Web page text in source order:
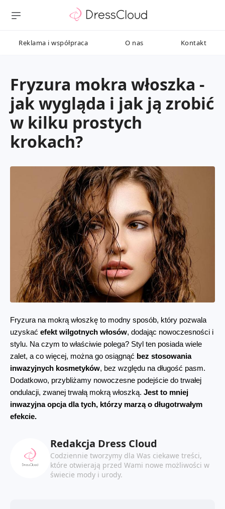
Reklama i współpraca O nas Kontakt
Fryzura mokra włoszka -
jak wygląda i jak ją zrobić
w kilku prostych
krokach?
Fryzura na mokrą włoszkę to modny sposób, który pozwala
uzyskać efekt wilgotnych włosów, dodając nowoczesności i
stylu. Na czym to właściwie polega? Styl ten posiada wiele
zalet, a co więcej, można go osiągnąć bez stosowania
inwazyjnych kosmetyków, bez względu na długość pasm.
Dodatkowo, przybliżamy nowoczesne podejście do trwałej
ondulacji, zwanej trwałą mokrą włoszką. Jest to mniej
inwazyjna opcja dla tych, którzy marzą o długotrwałym
efekcie.
Redakcja Dress Cloud
Codziennie tworzymy dla Was ciekawe treści,
które otwierają przed Wami nowe możliwości w
świecie mody i urody.